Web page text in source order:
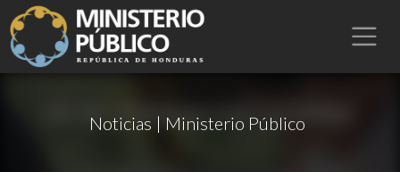
Noticias | Ministerio Público